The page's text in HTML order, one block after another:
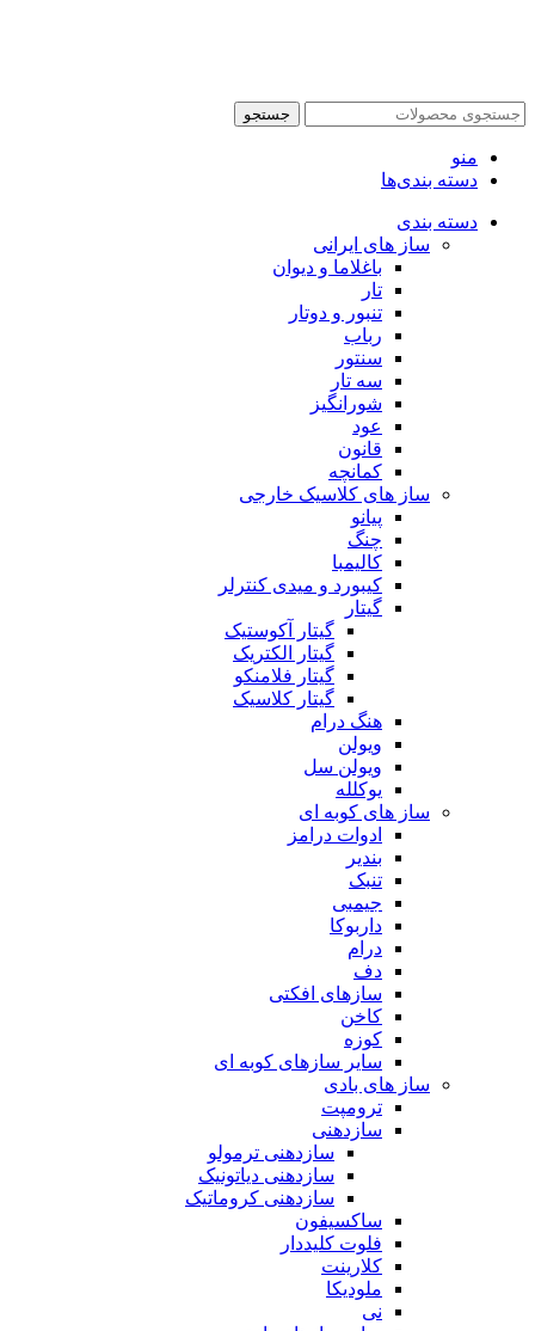
جستجو
منو
دسته بندی‌ها
دسته بندی
ساز های ایرانی
باغلاما و دیوان
تار
تنبور و دوتار
رباب
سنتور
سه تار
شورانگیز
عود
قانون
کمانچه
ساز های کلاسیک خارجی
پیانو
چنگ
کالیمبا
کیبورد و میدی کنترلر
گیتار
گیتار آکوستیک
گیتار الکتریک
گیتار فلامنکو
گیتار کلاسیک
هنگ درام
ویولن
ویولن سل
یوکلله
ساز های کوبه ای
ادوات درامز
بندیر
تنبک
جیمبی
داربوکا
درام
دف
سازهای افکتی
کاخن
کوزه
سایر سازهای کوبه ای
ساز های بادی
ترومپت
سازدهنی
سازدهنی ترمولو
سازدهنی دیاتونیک
سازدهنی کروماتیک
ساکسیفون
فلوت کلیددار
کلارینت
ملودیکا
نی